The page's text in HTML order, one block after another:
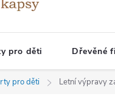
pro děti Dřevěné
pro děti Letní výpravy